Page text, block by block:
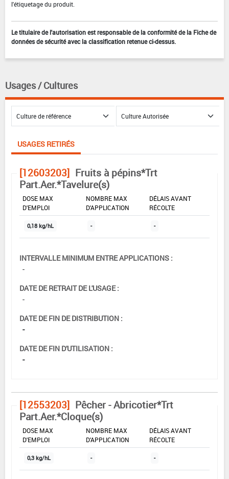
l'étiquetage du produit.
Le titulaire de l'autorisation est responsable de la conformité de la Fiche de
données de sécurité avec la classification retenue ci-dessus.
Usages / Cultures
USAGES RETIRÉS
[12603203] Fruits à pépins*Trt
Part.Aer.*Tavelure(s)
DOSE MAX
D'EMPLOI
NOMBRE MAX
D'APPLICATION
DÉLAIS AVANT
RÉCOLTE
0,18 kg/hL - -
INTERVALLE MINIMUM ENTRE APPLICATIONS :
-
DATE DE RETRAIT DE L'USAGE :
-
DATE DE FIN DE DISTRIBUTION :
-
DATE DE FIN D'UTILISATION :
-
[12553203] Pêcher - Abricotier*Trt
Part.Aer.*Cloque(s)
DOSE MAX
D'EMPLOI
NOMBRE MAX
D'APPLICATION
DÉLAIS AVANT
RÉCOLTE
0,3 kg/hL - -